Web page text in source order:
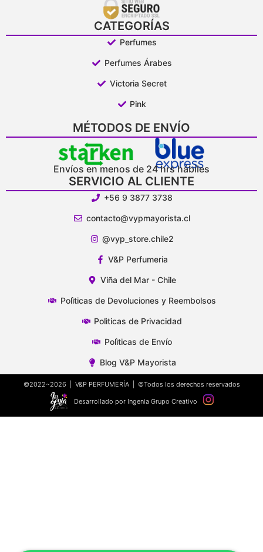
CATEGORÍAS
Perfumes
Perfumes Árabes
Victoria Secret
Pink
MÉTODOS DE ENVÍO
Envíos en menos de 24 hrs hábiles
SERVICIO AL CLIENTE
+56 9 3877 3738
contacto@vypmayorista.cl
@vyp_store.chile2
V&P Perfumeria
Viña del Mar - Chile
Polìticas de Devoluciones y Reembolsos
Polìticas de Privacidad
Polìticas de Envío
Blog V&P Mayorista
©2022~2026 | V&P PERFUMERÍA | ©Todos los derechos reservados
Desarrollado por Ingenia Grupo Creativo